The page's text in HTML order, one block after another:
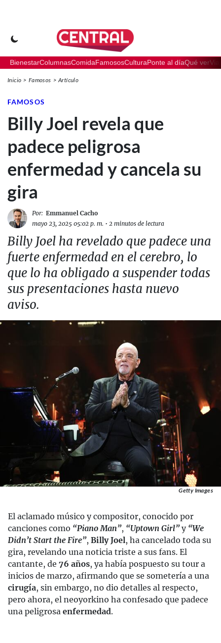
BienestarColumnasComidaFamososCulturaPonte al díaQué ver
Inicio Famosos Artículo
FAMOSOS
Billy Joel revela que
padece peligrosa
enfermedad y cancela su
gira
Por: Emmanuel Cacho
mayo 23, 2025 05:02 p. m. • 2 minutos de lectura
Billy Joel ha revelado que padece una
fuerte enfermedad en el cerebro, lo
que lo ha obligado a suspender todas
sus presentaciones hasta nuevo
aviso.
Getty Images
El aclamado músico y compositor, conocido por
canciones como “Piano Man”, “Uptown Girl” y “We
Didn’t Start the Fire”, Billy Joel, ha cancelado toda su
gira, revelando una noticia triste a sus fans. El
cantante, de 76 años, ya había pospuesto su tour a
inicios de marzo, afirmando que se sometería a una
cirugía, sin embargo, no dio detalles al respecto,
pero ahora, el neoyorkino ha confesado que padece
una peligrosa enfermedad.